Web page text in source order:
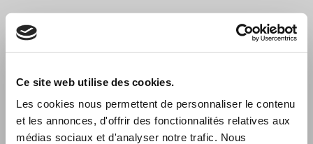
Ce site web utilise des cookies.
Les cookies nous permettent de personnaliser le contenu
et les annonces, d'offrir des fonctionnalités relatives aux
médias sociaux et d'analyser notre trafic. Nous